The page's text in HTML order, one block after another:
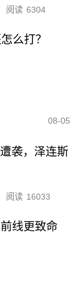
阅读 6304
么打？
08-05
袭，泽连斯
阅读 16033
线更致命